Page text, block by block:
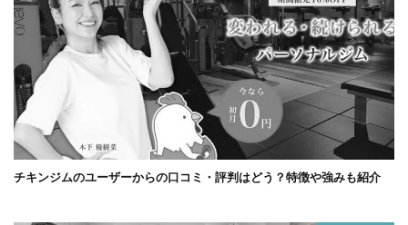
チキンジムのユーザーからの口コミ・評判はどう？特徴や強みも紹介